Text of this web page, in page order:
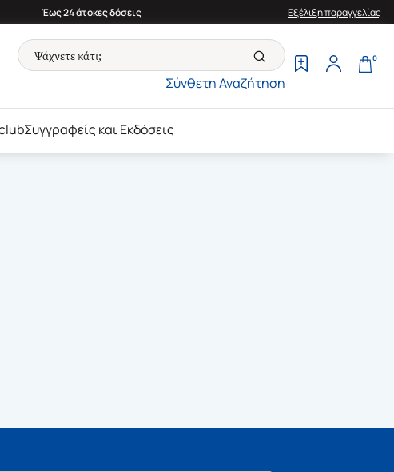
Έως 24 άτοκες δόσεις Εξέλιξη παραγγελίας
Σύνθετη Αναζήτηση
0
Συγγραφείς και Εκδόσεις